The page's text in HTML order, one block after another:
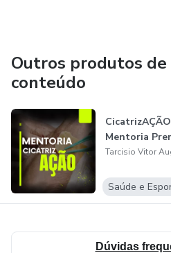
Outros produtos de
conteúdo
Mentoria
Saúde e
Dúvidas